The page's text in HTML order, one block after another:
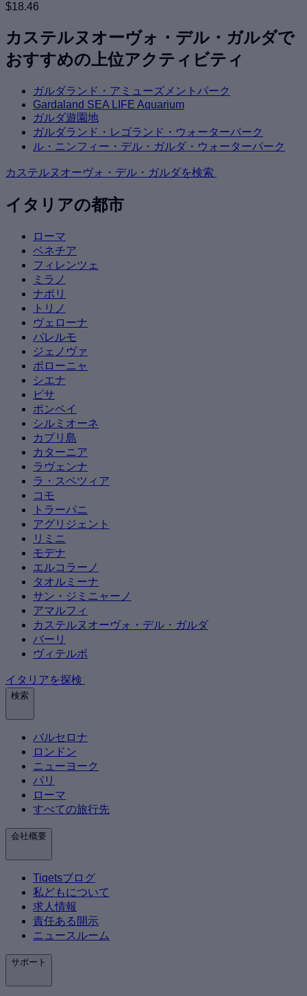
$18.46
カステルヌオーヴォ・デル・ガルダで
おすすめの上位アクティビティ
ガルダランド・アミューズメントパーク
Gardaland SEA LIFE Aquarium
ガルダ遊園地
ガルダランド・レゴランド・ウォーターパーク
ル・ニンフィー・デル・ガルダ・ウォーターパーク
カステルヌオーヴォ・デル・ガルダを検索
イタリアの都市
ローマ
ベネチア
フィレンツェ
ミラノ
ナポリ
トリノ
ヴェローナ
パレルモ
ジェノヴァ
ボローニャ
シエナ
ピサ
ポンペイ
シルミオーネ
カプリ島
カターニア
ラヴェンナ
ラ・スペツィア
コモ
トラーパニ
アグリジェント
リミニ
モデナ
エルコラーノ
タオルミーナ
サン・ジミニャーノ
アマルフィ
カステルヌオーヴォ・デル・ガルダ
バーリ
ヴィテルボ
イタリアを探検
検索
バルセロナ
ロンドン
ニューヨーク
パリ
ローマ
すべての旅行先
会社概要
Tiqetsブログ
私どもについて
求人情報
責任ある開示
ニュースルーム
サポート